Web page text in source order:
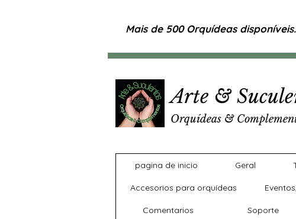
Mais de 500 Orquídeas
Arte &
Orquídeas &
pagina de inicio Geral
Accesorios para orquídeas
Comentarios Soporte